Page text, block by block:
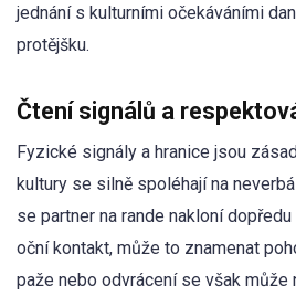
jednání s kulturními očekáváními
protějšku.
Čtení signálů a
Fyzické signály a hranice jsou
kultury se silně spoléhají na
se partner na rande nakloní
oční kontakt, může to znamenat
paže nebo odvrácení se však může